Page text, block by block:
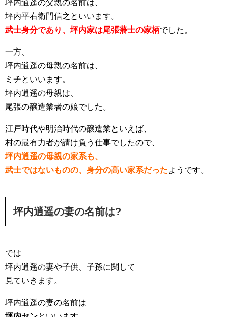
坪内逍遥の父親の名前は、
坪内平右衛門信之といいます。
武士身分であり、坪内家は尾張藩士の家柄でした。
一方、
坪内逍遥の母親の名前は、
ミチといいます。
坪内逍遥の母親は、
尾張の醸造業者の娘でした。
江戸時代や明治時代の醸造業といえば、
村の最有力者が請け負う仕事でしたので、
坪内逍遥の母親の家系も、
武士ではないものの、身分の高い家系だったようです。
坪内逍遥の妻の名前は?
では
坪内逍遥の妻や子供、子孫に関して
見ていきます。
坪内逍遥の妻の名前は